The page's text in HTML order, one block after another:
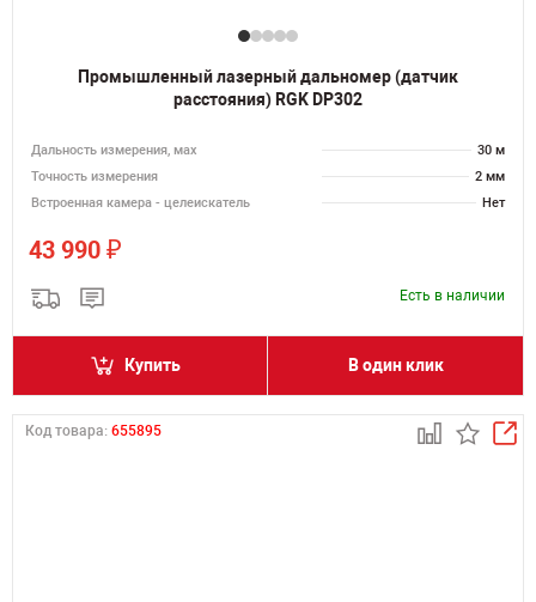
Промышленный лазерный дальномер (датчик
расстояния) RGK DP302
Дальность измерения, мах
30 м
Точность измерения
2 мм
Встроенная камера - целеискатель
Нет
43 990 ₽
Есть в наличии
Купить В один клик
Код товара: 655895